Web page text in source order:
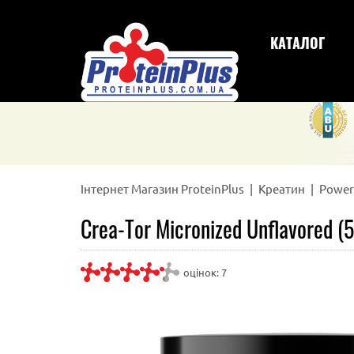
КАТАЛОГ
Інтернет Магазин ProteinPlus Креатин
Crea-Tor Micronized Unflavored
оцінок:7